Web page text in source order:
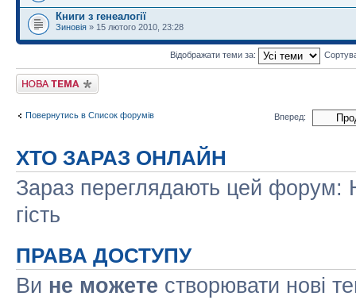
Книги з генеалогії
Зиновія » 15 лютого 2010, 23:28
Відображати теми за:
Створити нову тему
Повернутись в Список форумів Вперед:
ХТО ЗАРАЗ ОНЛАЙН
Зараз переглядають цей форум:
гість
ПРАВА ДОСТУПУ
Ви не можете створювати нові